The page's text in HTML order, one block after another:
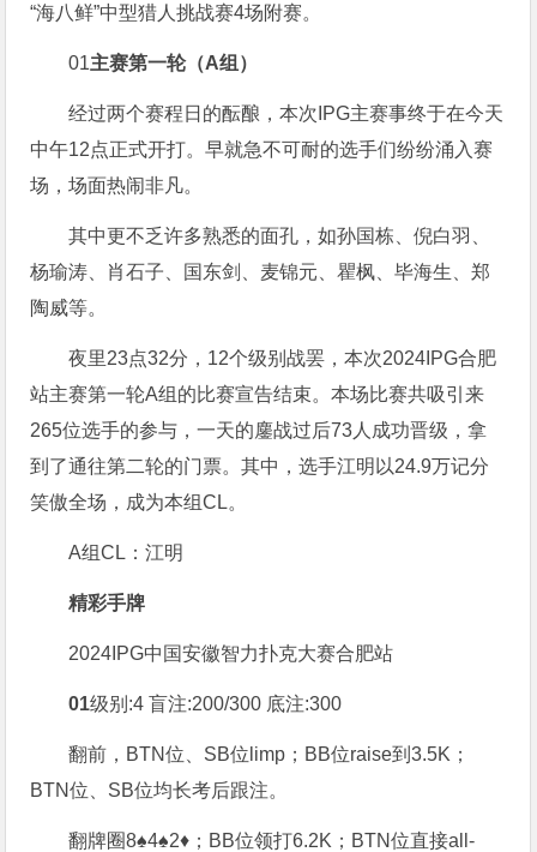
“海八鲜”中型猎人挑战赛4场附赛。
01主赛第一轮（A组）
经过两个赛程日的酝酿，本次IPG主赛事终于在今天
中午12点正式开打。早就急不可耐的选手们纷纷涌入赛
场，场面热闹非凡。
其中更不乏许多熟悉的面孔，如孙国栋、倪白羽、
杨瑜涛、肖石子、国东剑、麦锦元、瞿枫、毕海生、郑
陶威等。
夜里23点32分，12个级别战罢，本次2024IPG合肥
站主赛第一轮A组的比赛宣告结束。本场比赛共吸引来
265位选手的参与，一天的鏖战过后73人成功晋级，拿
到了通往第二轮的门票。其中，选手江明以24.9万记分
笑傲全场，成为本组CL。
A组CL：江明
精彩手牌
2024IPG中国安徽智力扑克大赛合肥站
01级别:4 盲注:200/300 底注:300
翻前，BTN位、SB位limp；BB位raise到3.5K；
BTN位、SB位均长考后跟注。
翻牌圈8♠4♠2♦；BB位领打6.2K；BTN位直接all-